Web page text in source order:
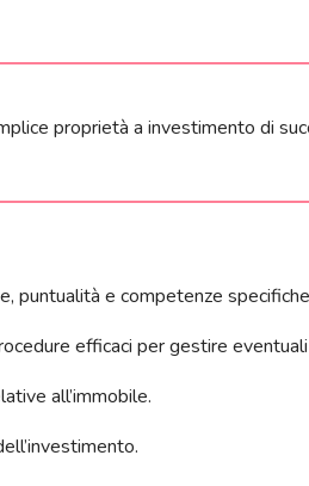
proprietà a investimento di
e competenze
efficaci per gestire
all’immobile.